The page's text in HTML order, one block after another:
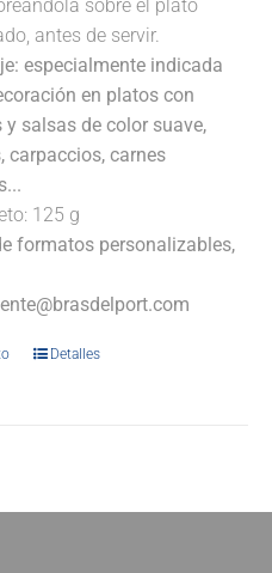
sobre el plato
antes de servir.
especialmente indicada
en platos con
y salsas de color suave,
carpaccios, carnes
125 g
formatos personalizables,
Detalles